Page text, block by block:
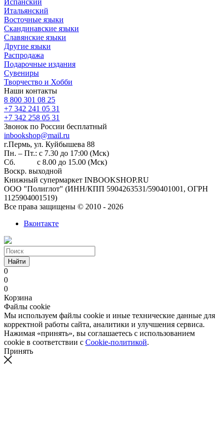
Итальянский
Восточные языки
Скандинавские языки
Славянские языки
Другие языки
Распродажа
Подарочные издания
Сувениры
Творчество и Хобби
Наши контакты
8 800 301 08 25
+7 342 241 05 31
+7 342 258 05 31
Звонок по России бесплатный
inbookshop@mail.ru
г.Пермь, ул. Куйбышева 88
Пн. – Пт.: с 7.30 до 17:00 (Мск)
Сб. с 8.00 до 15.00 (Мск)
Воскр. выходной
Книжный супермаркет INBOOKSHOP.RU
ООО "Полиглот" (ИНН/КПП 5904263531/590401001, ОГРН
1125904001519)
Все права защищены © 2010 - 2026
Вконтакте
Найти
0
0
0
Корзина
Файлы cookie
Мы используем файлы cookie и иные технические данные для
корректной работы сайта, аналитики и улучшения сервиса.
Нажимая «принять», вы соглашаетесь с использованием
cookie в соответствии с Cookie-политикой.
Принять